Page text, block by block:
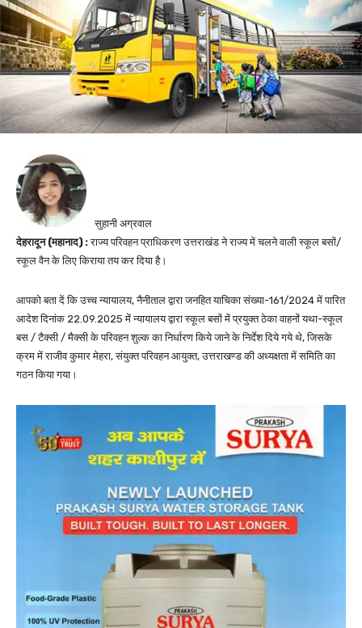
सुहानी अग्रवाल
देहरादून (महानाद) :राज्य परिवहन प्राधिकरण उत्तराखंड ने राज्य में चलने वाली स्कूल बसों/
स्कूल वैन के लिए किराया तय कर दिया है।
आपको बता दें कि उच्च न्यायालय, नैनीताल द्वारा जनहित याचिका संख्या-161/2024 में पारित
आदेश दिनांक 22.09.2025 में न्यायालय द्वारा स्कूल बसों में प्रयुक्त ठेका वाहनों यथा-स्कूल
बस / टैक्सी / मैक्सी के परिवहन शुल्क का निर्धारण किये जाने के निर्देश दिये गये थे, जिसके
क्रम में राजीव कुमार मेहरा, संयुक्त परिवहन आयुक्त, उत्तराखण्ड की अध्यक्षता में समिति का
गठन किया गया।